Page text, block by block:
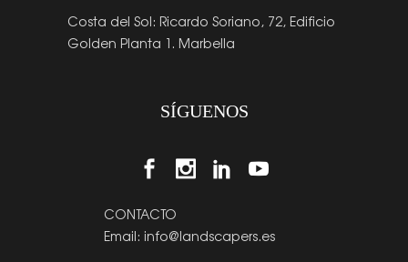
Costa del Sol: Ricardo Soriano, 72, Edificio
Golden Planta 1. Marbella
SÍGUENOS
CONTACTO
Email: info@landscapers.es